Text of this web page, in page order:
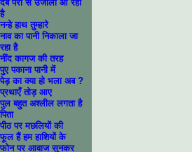
दबे पैरों से उजाला आ रहा
है
नन्हे हाथ तुम्हारे
नाव का पानी निकाला जा
रहा है
नींद कागज की तरह
पुए पकाना पानी में
पेड़ का क्या हो भला अब ?
प्रथाएँ तोड़ आए
पुल बहुत अश्लील लगता है
पिता
पीठ पर मछलियों की
फूल हैं हम हाशियों के
फोन पर आवाज सुनकर